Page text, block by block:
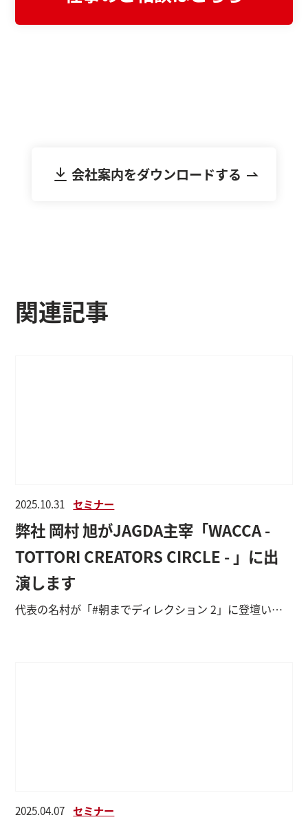
会社案内をダウンロードする
関連記事
2025.10.31 セミナー
弊社 岡村 旭がJAGDA主宰「WACCA -
TOTTORI CREATORS CIRCLE - 」に出
演します
代表の名村が「#朝までディレクション 2」に登壇いたします。
2025.04.07 セミナー